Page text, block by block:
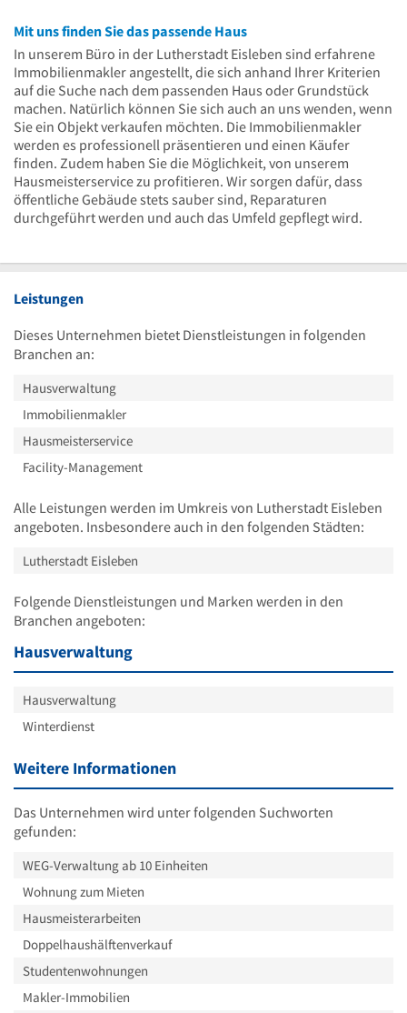
Mit uns finden Sie das passende Haus
In unserem Büro in der Lutherstadt Eisleben sind erfahrene
Immobilienmakler angestellt, die sich anhand Ihrer Kriterien
auf die Suche nach dem passenden Haus oder Grundstück
machen. Natürlich können Sie sich auch an uns wenden, wenn
Sie ein Objekt verkaufen möchten. Die Immobilienmakler
werden es professionell präsentieren und einen Käufer
finden. Zudem haben Sie die Möglichkeit, von unserem
Hausmeisterservice zu profitieren. Wir sorgen dafür, dass
öffentliche Gebäude stets sauber sind, Reparaturen
durchgeführt werden und auch das Umfeld gepflegt wird.
Leistungen
Dieses Unternehmen bietet Dienstleistungen in folgenden
Branchen an:
Hausverwaltung
Immobilienmakler
Hausmeisterservice
Facility-Management
Alle Leistungen werden im Umkreis von Lutherstadt Eisleben
angeboten. Insbesondere auch in den folgenden Städten:
Lutherstadt Eisleben
Folgende Dienstleistungen und Marken werden in den
Branchen angeboten:
Hausverwaltung
Hausverwaltung
Winterdienst
Weitere Informationen
Das Unternehmen wird unter folgenden Suchworten
gefunden:
WEG-Verwaltung ab 10 Einheiten
Wohnung zum Mieten
Hausmeisterarbeiten
Doppelhaushälftenverkauf
Studentenwohnungen
Makler-Immobilien